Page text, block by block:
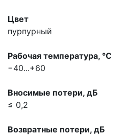
Цвет
пурпурный
Рабочая температура, °С
−40...+60
Вносимые потери, дБ
≤ 0,2
Возвратные потери, дБ